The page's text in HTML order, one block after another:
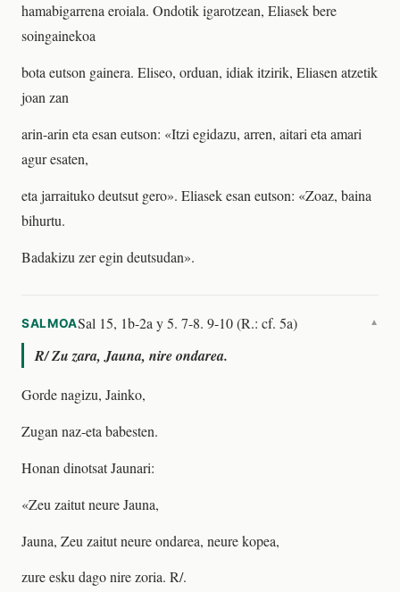
hamabigarrena eroiala. Ondotik igarotzean, Eliasek bere
soingainekoa
bota eutson gainera. Eliseo, orduan, idiak itzirik, Eliasen atzetik
joan zan
arin-arin eta esan eutson: «Itzi egidazu, arren, aitari eta amari
agur esaten,
eta jarraituko deutsut gero». Eliasek esan eutson: «Zoaz, baina
bihurtu.
Badakizu zer egin deutsudan».
SALMOASal 15, 1b-2a y 5. 7-8. 9-10 (R.: cf. 5a) ▼
R/Zu zara, Jauna, nire ondarea.
Gorde nagizu, Jainko,
Zugan naz-eta babesten.
Honan dinotsat Jaunari:
«Zeu zaitut neure Jauna,
Jauna, Zeu zaitut neure ondarea, neure kopea,
zure esku dago nire zoria. R/.